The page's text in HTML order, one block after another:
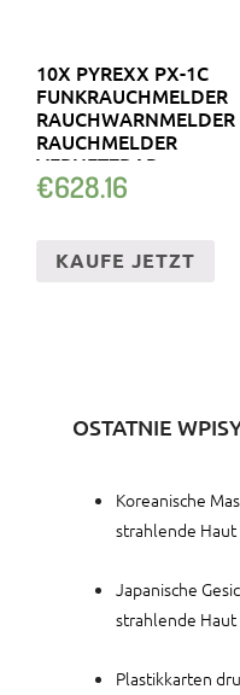
10X PYREXX PX-1C
FUNKRAUCHMELDER
RAUCHWARNMELDER
RAUCHMELDER
VERNETZBAR
€628.16
KAUFE JETZT
OSTATNIE
Koreanische
strahlende Haut
Japanische
strahlende Haut
Plastikkarten